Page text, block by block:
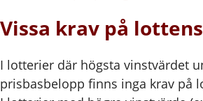
Vissa krav på
I lotterier där högsta vinstvärdet
prisbasbelopp finns inga krav på